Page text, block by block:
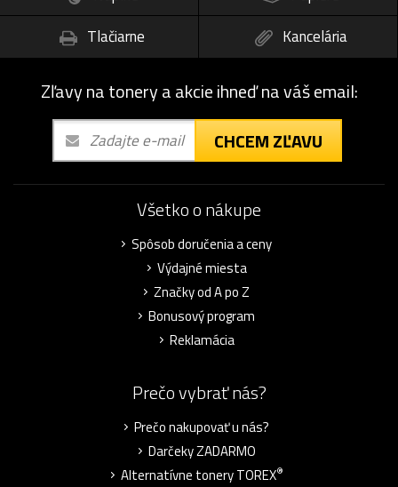
Tlačiarne
Kancelária
Zľavy na tonery a akcie ihneď na váš email:
CHCEM ZĽAVU
Všetko o nákupe
Spôsob doručenia a ceny
Výdajné miesta
Značky od A po Z
Bonusový program
Reklamácia
Prečo vybrať nás?
Prečo nakupovať u nás?
Darčeky ZADARMO
Alternatívne tonery TOREX®